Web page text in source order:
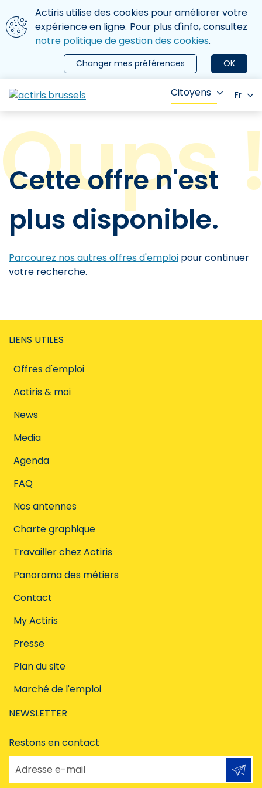
Aller au contenu principal
Nous utilisons des cookies
Actiris utilise des cookies pour améliorer votre
expérience en ligne. Pour plus d'info, consultez
notre politique de gestion des cookies.
OK
Changer mes préférences
le menu
Citoyens Fr
Cette offre n'est
plus disponible.
Parcourez nos autres offres d'emploi pour continuer
votre recherche.
LIENS UTILES
Offres d'emploi
Actiris & moi
News
Media
Agenda
FAQ
Nos antennes
Charte graphique
Travailler chez Actiris
Panorama des métiers
Contact
My Actiris
Presse
Plan du site
Marché de l'emploi
NEWSLETTER
Restons en contact
Adresse e-mail